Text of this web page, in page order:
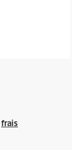
frais